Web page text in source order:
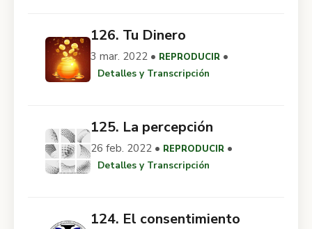
126. Tu Dinero
3 mar. 2022 • REPRODUCIR •
Detalles y Transcripción
125. La percepción
26 feb. 2022 • REPRODUCIR •
Detalles y Transcripción
124. El consentimiento